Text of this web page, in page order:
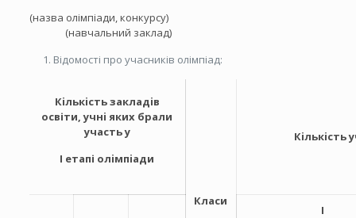
(назва олімпіади, конкурсу)
(навчальний заклад)
Відомості про учасників олімпіад:
Кiлькiсть закладiв
освіти, учнi яких брали
участь у
І етапі олiмпiади
Класи
Кiлькiсть
I